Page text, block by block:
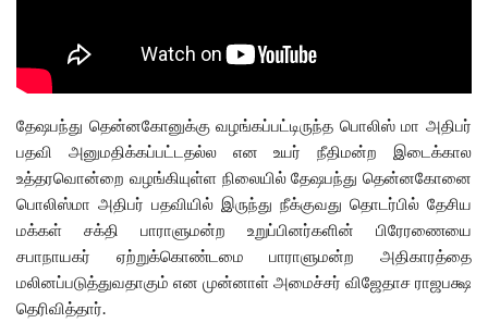
தேஷபந்து தென்னகோனுக்கு வழங்கப்பட்டிருந்த பொலிஸ் மா அதிபர்
பதவி அனுமதிக்கப்பட்டதல்ல என உயர் நீதிமன்ற இடைக்கால
உத்தரவொன்றை வழங்கியுள்ள நிலையில் தேஷபந்து தென்னகோனை
பொலிஸ்மா அதிபர் பதவியில் இருந்து நீக்குவது தொடர்பில் தேசிய
மக்கள் சக்தி பாராளுமன்ற உறுப்பினர்களின் பிரேரணையை
சபாநாயகர் ஏற்றுக்கொண்டமை பாராளுமன்ற அதிகாரத்தை
மலினப்படுத்துவதாகும் என முன்னாள் அமைச்சர் விஜேதாச ராஜபக்ஷ
தெரிவித்தார்.